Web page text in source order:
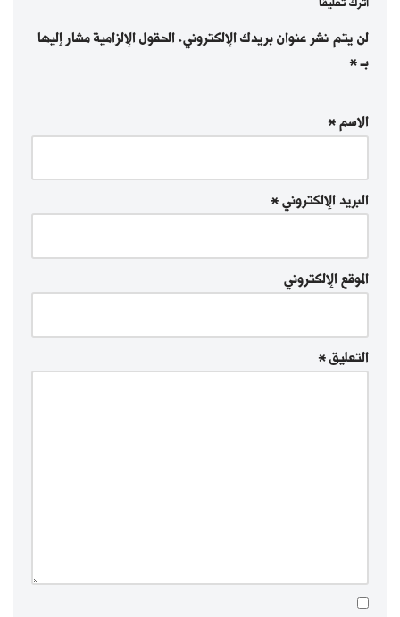
لن يتم نشر عنوان بريدك الإلكتروني.الحقول الإلزامية مشار إليها
بـ*
الاسم*
البريد الإلكتروني*
الموقع الإلكتروني
التعليق*